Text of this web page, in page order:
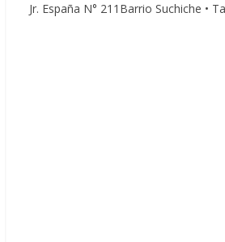
Jr. España N° 211Barrio Suchiche •